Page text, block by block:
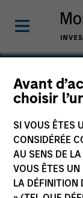
Avant
choisir
SI VOUS ÊTES
CONSIDÉRÉE
AU SENS DE
VOUS ÊTES
LA DÉFINITION
Managing